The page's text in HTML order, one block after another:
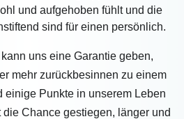
und aufgehoben fühlt und die
sind für einen persönlich.
uns eine Garantie geben,
mehr zurückbesinnen zu einem
einige Punkte in unserem Leben
Chance gestiegen, länger und